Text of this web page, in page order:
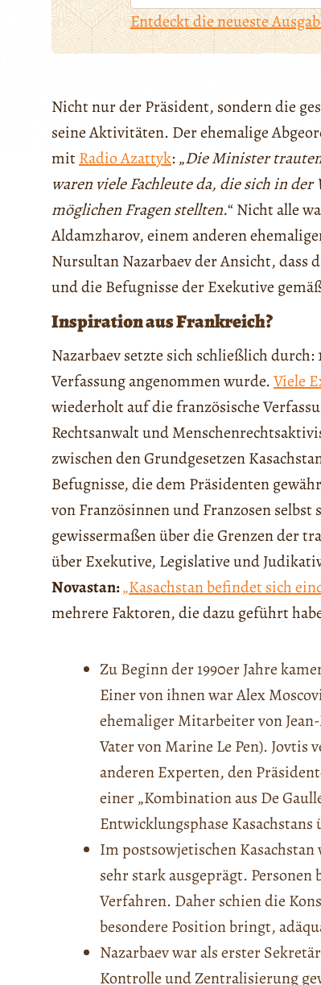
Entdeckt die neueste
Nicht nur der Präsident, sondern die
seine Aktivitäten. Der ehemalige
mitRadio Azattyk: „Die Minister
waren viele Fachleute da, die sich in
möglichen Fragen stellten.“ Nicht alle
Aldamzharov, einem anderen
Nursultan Nazarbaev der Ansicht, dass
und die Befugnisse der Exekutive
Inspiration aus Frankreich?
Nazarbaev setzte sich schließlich
Verfassung angenommen wurde.Viele
wiederholt auf die französische
Rechtsanwalt und
zwischen den Grundgesetzen
Befugnisse, die dem Präsidenten
von Französinnen und Franzosen
gewissermaßen über die Grenzen der
über Exekutive, Legislative und
Novastan:„Kasachstan befindet sich
mehrere Faktoren, die dazu geführt
Zu Beginn der 1990er Jahre
Einer von ihnen war Alex
ehemaliger Mitarbeiter von
Vater von Marine Le Pen). Jovtis
anderen Experten, den
einer „Kombination aus De
Entwicklungsphase Kasachstans
Im postsowjetischen
sehr stark ausgeprägt.
Verfahren. Daher schien die
besondere Position bringt,
Nazarbaev war als erster
Kontrolle und Zentralisierung